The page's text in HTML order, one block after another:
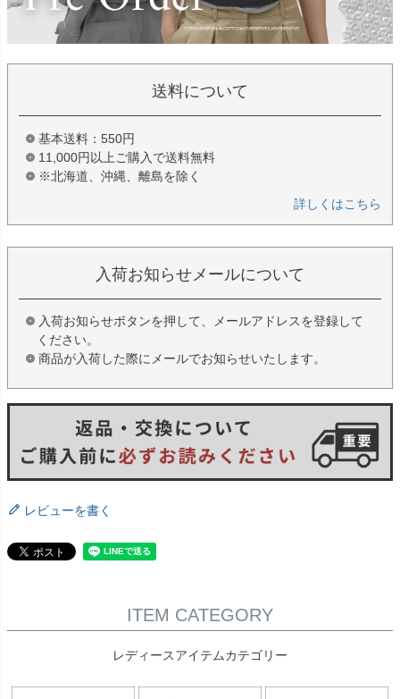
送料について
基本送料：550円
11,000円以上ご購入で送料無料
※北海道、沖縄、離島を除く
詳しくはこちら
入荷お知らせメールについて
入荷お知らせボタンを押して、メールアドレスを登録して
ください。
商品が入荷した際にメールでお知らせいたします。
レビューを書く
ITEM CATEGORY
レディースアイテムカテゴリー